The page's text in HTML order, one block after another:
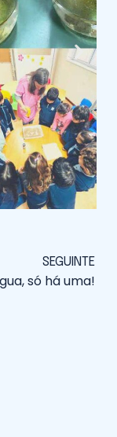
SEGUINTE
só há uma!